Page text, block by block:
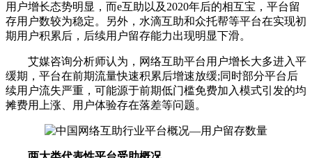
用户增长态势明显，而e互助以及2020年后的相互宝，平台留
存用户数较为稳定。另外，水滴互助和众托帮等平台在实现初
期用户积累后，后续用户留存能力出现明显下滑。
艾媒咨询分析师认为，网络互助平台用户增长大多进入平
缓期，平台在前期流量快速积累后增速放缓;同时部分平台后
续用户流失严重，可能源于前期低门槛免费加入模式引发的均
摊费用上涨、用户体验存在落差等问题。